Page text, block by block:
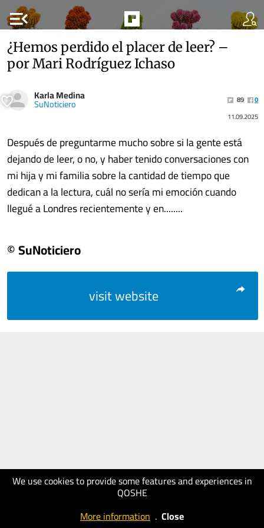
menu_open
We use cookies to provide some features and experiences in
QOSHE
More information . Close
¿Hemos perdido el placer de leer? –
por Mari Rodríguez Ichaso
Karla Medina
SuNoticiero 89
0
11.09.2025
Después de preguntarme mucho sobre si la gente está
dejando de leer, o no, y haber tenido conversaciones con
mi hija y mi familia sobre la cantidad de tiempo que
dedican a la lectura, cuál no sería mi emoción cuando
llegué a Londres recientemente y en........
© SuNoticiero
visit website